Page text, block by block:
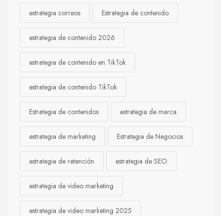
estrategia correos Estrategia de contenido
estrategia de contenido 2026
estrategia de contenido en TikTok
estrategia de contenido TikTok
Estrategia de contenidos estrategia de marca
estrategia de marketing Estrategia de Negocios
estrategia de retención estrategia de SEO
estrategia de video marketing
estrategia de video marketing 2025